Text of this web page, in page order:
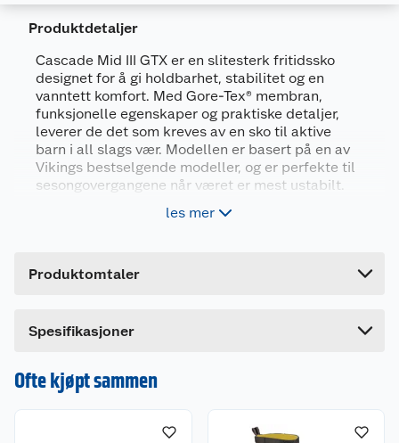
Produktdetaljer
Cascade Mid III GTX er en slitesterk fritidssko
designet for å gi holdbarhet, stabilitet og en
vanntett komfort. Med Gore-Tex® membran,
funksjonelle egenskaper og praktiske detaljer,
leverer de det som kreves av en sko til aktive
barn i all slags vær. Modellen er basert på en av
Vikings bestselgende modeller, og er perfekte til
sesongovergangene når været er mest ustabilt.
Solid overdel som gir ekstra styrke og
Mellomsåle i EVA gir god demping
grep
Cascade Mid III GTX er laget med utgangspunkt i
at kvalitet kommer først og har et tøft joggesko-
inspirert design.
les mer
Produktomtaler
Spesifikasjoner
Generelt
Artikkelnummer
7054977630015
Leverandørens
artikkelnummer
3-50035-53-
25
Størrelse
Farge
GAMMELROSA
Lengde
Ofte kjøpt sammen